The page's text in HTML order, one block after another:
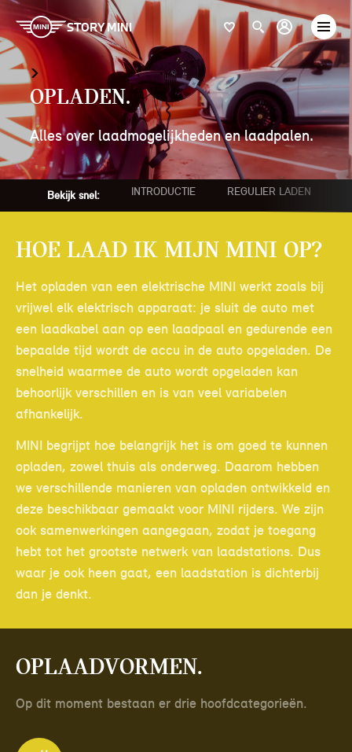
STORY MINI
Opladen.
Alles over laadmogelijkheden en laadpalen.
Bekijk snel: INTRODUCTIE REGULIER LADEN
Hoe laad ik mijn MINI op?
Het opladen van een elektrische MINI werkt zoals bij
vrijwel elk elektrisch apparaat: je sluit de auto met
een laadkabel aan op een laadpaal en gedurende een
bepaalde tijd wordt de accu in de auto opgeladen. De
snelheid waarmee de auto wordt opgeladen kan
behoorlijk verschillen en is van veel variabelen
afhankelijk.
MINI begrijpt hoe belangrijk het is om goed te kunnen
opladen, zowel thuis als onderweg. Daarom hebben
we verschillende manieren van opladen ontwikkeld en
deze beschikbaar gemaakt voor MINI rijders. We zijn
ook samenwerkingen aangegaan, zodat je toegang
hebt tot het grootste netwerk van laadstations. Dus
waar je ook heen gaat, een laadstation is dichterbij
dan je denkt.
Oplaadvormen.
Op dit moment bestaan er drie hoofdcategorieën.